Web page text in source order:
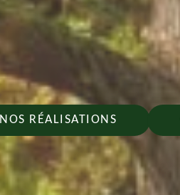
NOS RÉALISATIONS